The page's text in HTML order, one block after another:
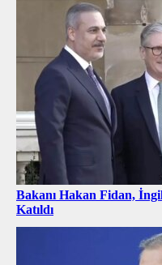
Bakanı Hakan Fidan,
Katıldı